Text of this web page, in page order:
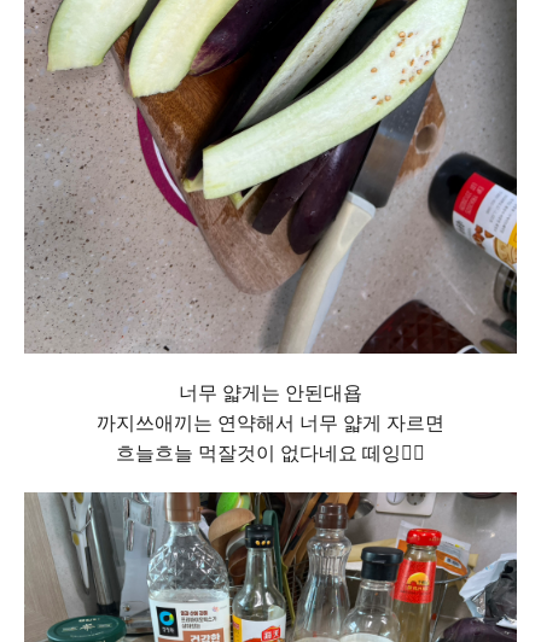
너무 얇게는 안된대욥
까지쓰애끼는 연약해서 너무 얇게 자르면
흐늘흐늘 먹잘것이 없다네요 떼잉🙂‍↔️